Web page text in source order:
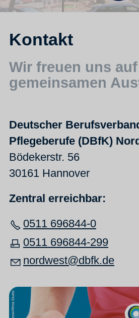
Kontakt
Wir freuen uns
gemeinsamen
Deutscher
Pflegeberufe (DBfK)
Bödekerstr. 56
30161 Hannover
Zentral erreichbar:
0511 696844-0
0511 696844-299
nordwest@dbfk.de